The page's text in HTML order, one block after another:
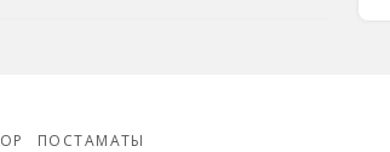
ПОСТАМАТЫ